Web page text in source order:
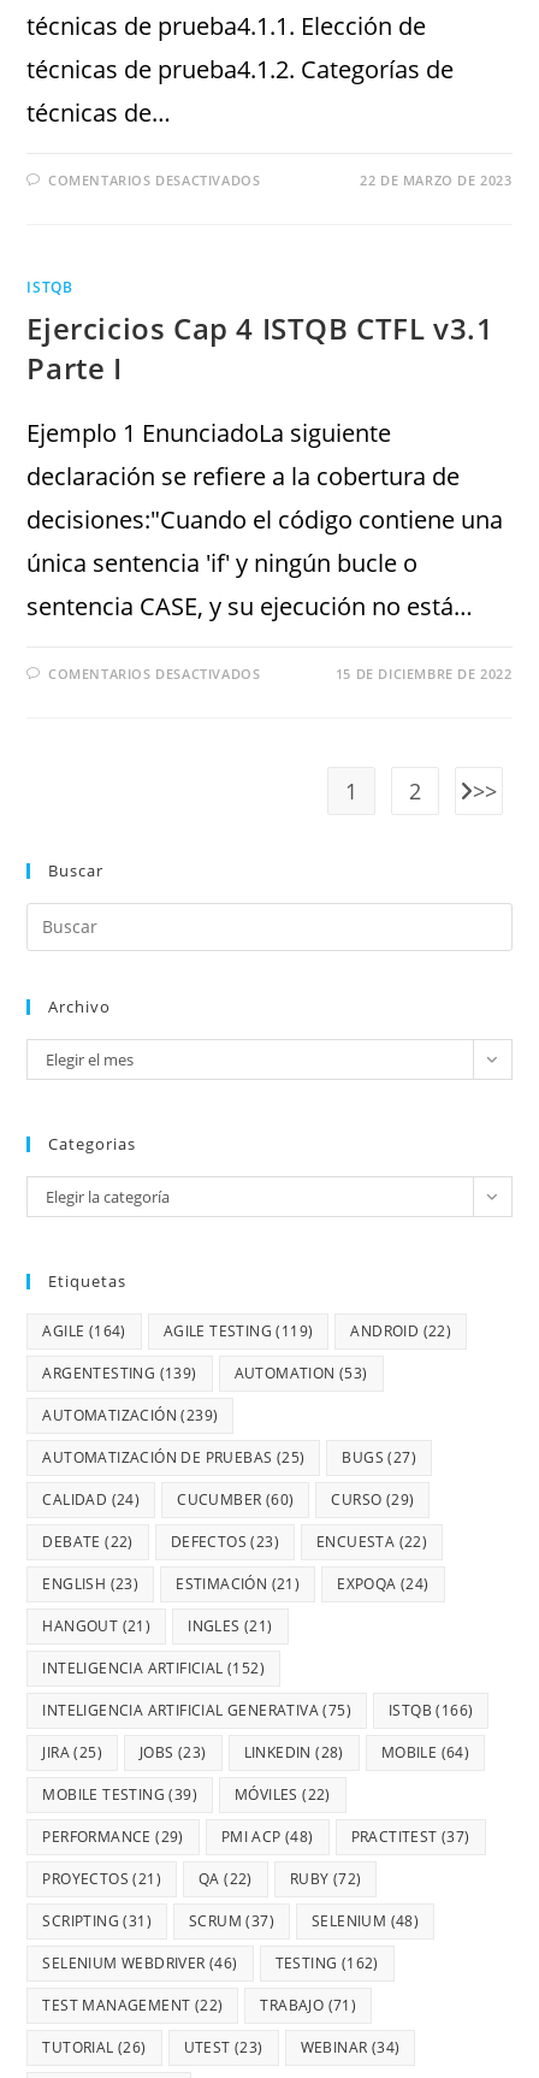
técnicas de prueba4.1.1. Elección de
técnicas de prueba4.1.2. Categorías de
técnicas de…
COMENTARIOS DESACTIVADOS 22 DE MARZO DE 2023
ISTQB
Ejercicios Cap 4 ISTQB CTFL v3.1
Parte I
Ejemplo 1 EnunciadoLa siguiente
declaración se refiere a la cobertura de
decisiones:"Cuando el código contiene una
única sentencia 'if' y ningún bucle o
sentencia CASE, y su ejecución no está…
COMENTARIOS DESACTIVADOS 15 DE DICIEMBRE DE 2022
1 2
Buscar
Archivo
Elegir el mes
Categorias
Elegir la categoría
Etiquetas
AGILE (164) AGILE TESTING (119) ANDROID (22)
ARGENTESTING (139) AUTOMATION (53)
AUTOMATIZACIÓN (239)
AUTOMATIZACIÓN DE PRUEBAS (25) BUGS (27)
CALIDAD (24) CUCUMBER (60) CURSO (29)
DEBATE (22) DEFECTOS (23) ENCUESTA (22)
ENGLISH (23) ESTIMACIÓN (21) EXPOQA (24)
HANGOUT (21) INGLES (21)
INTELIGENCIA ARTIFICIAL (152)
INTELIGENCIA ARTIFICIAL GENERATIVA(75) ISTQB (166)
JIRA(25) JOBS (23) LINKEDIN (28) MOBILE (64)
MOBILE TESTING (39) MÓVILES (22)
PERFORMANCE (29) PMI ACP (48) PRACTITEST (37)
PROYECTOS (21) QA (22) RUBY (72)
SCRIPTING (31) SCRUM (37) SELENIUM (48)
SELENIUM WEBDRIVER (46) TESTING (162)
TEST MANAGEMENT (22) TRABAJO (71)
TUTORIAL (26) UTEST (23) WEBINAR (34)